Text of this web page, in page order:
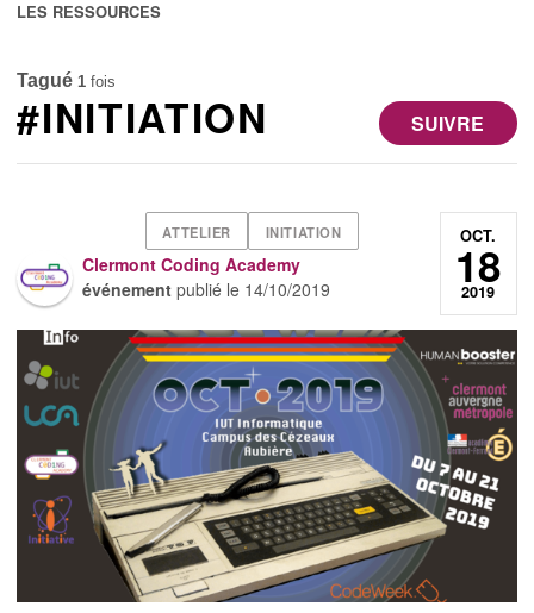
LES RESSOURCES
Tagué 1 fois
SUIVRE
#INITIATION
ATTELIER INITIATION
Clermont Coding Academy
événement publié le 14/10/2019
OCT.
18
2019